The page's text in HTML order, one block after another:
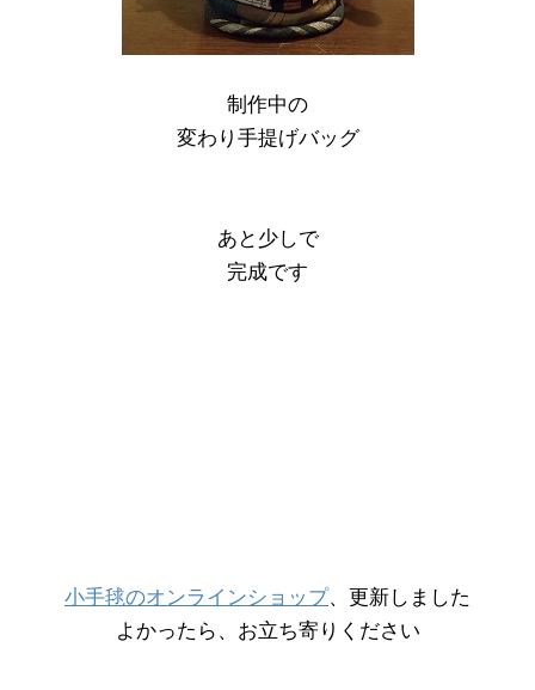
制作中の
変わり手提げバッグ
あと少しで
完成です
小手毬のオンラインショップ、更新しました
よかったら、お立ち寄りください